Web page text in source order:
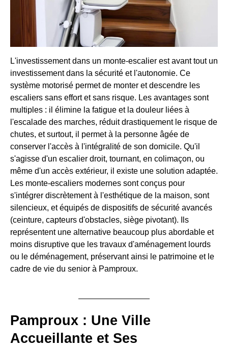
L'investissement dans un monte-escalier est avant tout un
investissement dans la sécurité et l'autonomie. Ce
système motorisé permet de monter et descendre les
escaliers sans effort et sans risque. Les avantages sont
multiples : il élimine la fatigue et la douleur liées à
l'escalade des marches, réduit drastiquement le risque de
chutes, et surtout, il permet à la personne âgée de
conserver l'accès à l'intégralité de son domicile. Qu'il
s'agisse d'un escalier droit, tournant, en colimaçon, ou
même d'un accès extérieur, il existe une solution adaptée.
Les monte-escaliers modernes sont conçus pour
s'intégrer discrètement à l'esthétique de la maison, sont
silencieux, et équipés de dispositifs de sécurité avancés
(ceinture, capteurs d'obstacles, siège pivotant). Ils
représentent une alternative beaucoup plus abordable et
moins disruptive que les travaux d'aménagement lourds
ou le déménagement, préservant ainsi le patrimoine et le
cadre de vie du senior à Pamproux.
Pamproux : Une Ville
Accueillante et Ses